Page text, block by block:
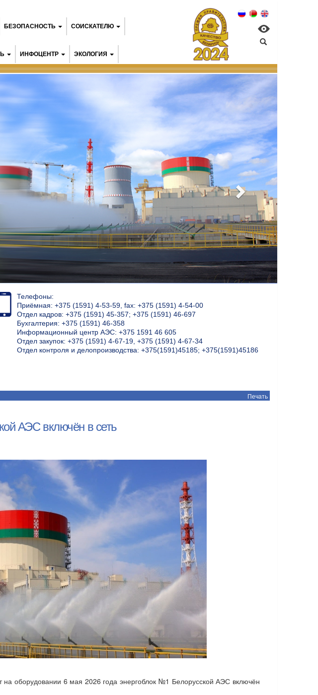
БЕЗОПАСНОСТЬ СОИСКАТЕЛЮ
ИНФОЦЕНТР ЭКОЛОГИЯ
Телефоны:
Приёмная: +375 (1591) 4-53-59, fax: +375 (1591) 4-54-00
Отдел кадров: +375 (1591) 45-357; +375 (1591) 46-697
Бухгалтерия: +375 (1591) 46-358
Информационный центр АЭС: +375 1591 46 605
Отдел закупок: +375 (1591) 4-67-19, +375 (1591) 4-67-34
Отдел контроля и делопроизводства: +375(1591)45185; +375(1591)45186
Печать
АЭС включён в сеть
на оборудовании 6 мая 2026 года энергоблок №1 Белорусской АЭС включён